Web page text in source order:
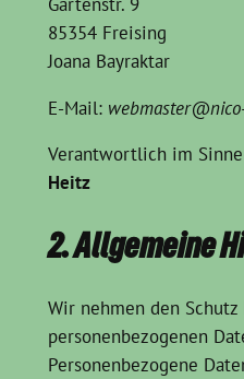
85354 Freising
Joana Bayraktar
E-Mail:
Verantwortlich im
Heitz
2. Allgemeine
Wir nehmen den Schutz
personenbezogenen
Personenbezogene